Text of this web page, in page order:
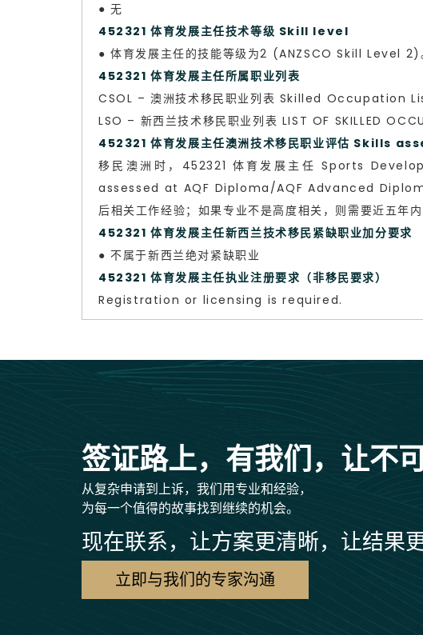
● 无
452321 体育发展主任技术等级 Skill level
● 体育发展主任的技能等级为2 (ANZSCO Skill Level 2)
452321 体育发展主任所属职业列表
CSOL – 澳洲技术移民职业列表 Skilled Occupation
LSO – 新西兰技术移民职业列表 LIST OF SKILLED
452321 体育发展主任澳洲技术移民职业评估
移民澳洲时，452321 体育发展主任 Sports
assessed at AQF Diploma/AQF Advanced
后相关工作经验；如果专业不是高度相关，则需要近五年
452321 体育发展主任新西兰技术移民紧缺职业加分要求
● 不属于新西兰绝对紧缺职业
452321 体育发展主任执业注册要求（非移民要求）
Registration or licensing is required.
签证路上，有我们，让不
从复杂申请到上诉，我们用专业和经验，
为每一个值得的故事找到继续的机会。
现在联系，让方案更清晰，让结果更
立即与我们的专家沟通